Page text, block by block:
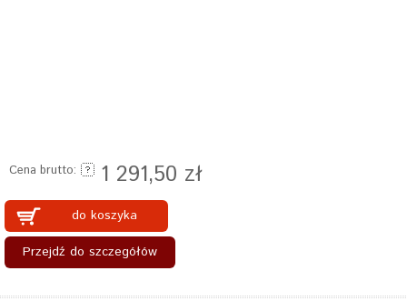
Cena brutto: 1 291,50 zł
do koszyka
Przejdź do szczegółów